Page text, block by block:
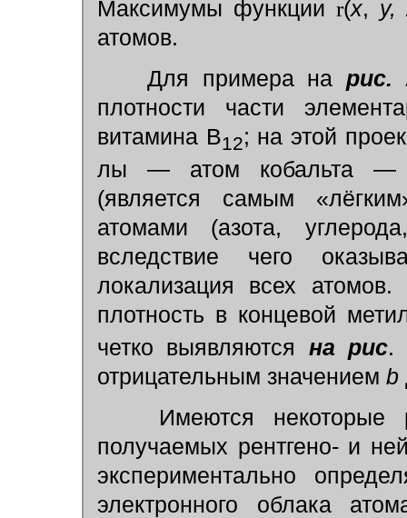
Максимумы функции r(x, у,
атомов.
Для примера на рис.
плотности части
витамина B12; на этой
лы — атом кобальта —
(является самым
атомами (азота,
вследствие чего
локализация всех
плотность в концевой
четко выявляются на рис.
отрицательным значением b
Имеются некоторые
получаемых рентгено- и
экспериментально
электронного облака